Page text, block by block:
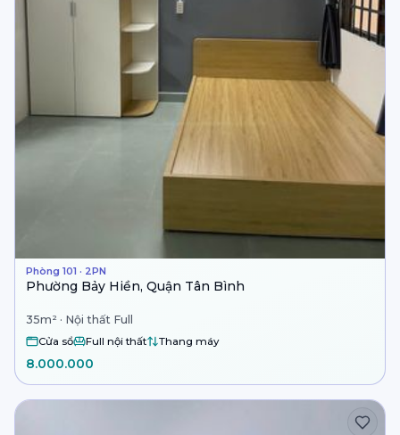
Phòng 101 · 2PN
Phường Bảy Hiền, Quận Tân Bình
35m² · Nội thất Full
Cửa sổ Full nội thất Thang máy
8.000.000